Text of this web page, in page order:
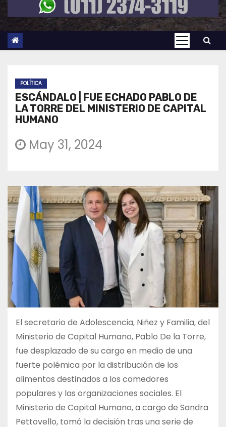
POLÍTICA
ESCÁNDALO | FUE ECHADO PABLO DE
LA TORRE DEL MINISTERIO DE CAPITAL
HUMANO
May 31, 2024
El secretario de Adolescencia, Niñez y Familia, del
Ministerio de Capital Humano, Pablo De la Torre,
fue desplazado de su cargo en medio de una
fuerte polémica por la distribución de los
alimentos destinados a los comedores
populares y las organizaciones sociales. El
Ministerio de Capital Humano, a cargo de Sandra
Pettovello, tomó la decisión tras una serie de